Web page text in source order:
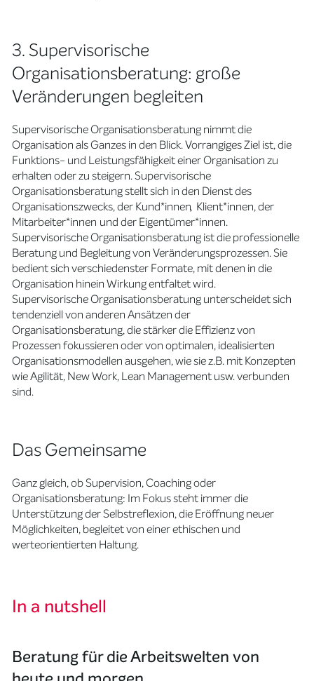
3. Supervisorische
Organisationsberatung: große
Veränderungen begleiten
Supervisorische Organisationsberatung nimmt die
Organisation als Ganzes in den Blick. Vorrangiges Ziel ist, die
Funktions- und Leistungsfähigkeit einer Organisation zu
erhalten oder zu steigern. Supervisorische
Organisationsberatung stellt sich in den Dienst des
Organisationszwecks, der Kund*innen, Klient*innen, der
Mitarbeiter*innen und der Eigentümer*innen.
Supervisorische Organisationsberatung ist die professionelle
Beratung und Begleitung von Veränderungsprozessen. Sie
bedient sich verschiedenster Formate, mit denen in die
Organisation hinein Wirkung entfaltet wird.
Supervisorische Organisationsberatung unterscheidet sich
tendenziell von anderen Ansätzen der
Organisationsberatung, die stärker die Effizienz von
Prozessen fokussieren oder von optimalen, idealisierten
Organisationsmodellen ausgehen, wie sie z.B. mit Konzepten
wie Agilität, New Work, Lean Management usw. verbunden
sind.
Das Gemeinsame
Ganz gleich, ob Supervision, Coaching oder
Organisationsberatung: Im Fokus steht immer die
Unterstützung der Selbstreflexion, die Eröffnung neuer
Möglichkeiten, begleitet von einer ethischen und
werteorientierten Haltung.
In a nutshell
Beratung für die Arbeitswelten von